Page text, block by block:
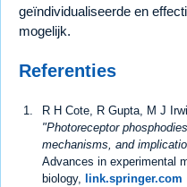
geïndividualiseerde en
mogelijk.
Referenties
R H Cote, R Gupta, M J
"Photoreceptor
mechanisms, and
Advances in experimental
biology, link.springer.com